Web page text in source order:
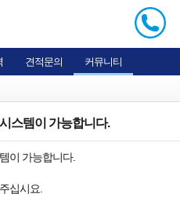
견적문의 커뮤니티
스템이 가능합니다.
이 가능합니다.
십시요.